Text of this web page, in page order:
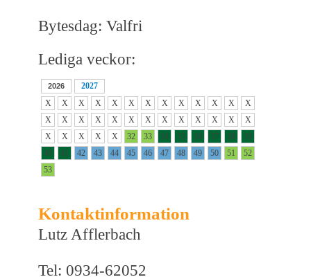
Bytesdag: Valfri
Lediga veckor:
2026
2027
X
X X X X X X X X X X X
X
X
X X X X X X X X X X X
X
X
X X X X 32 33 34 35 36 37 38
39
40
41 42 43 44 45 46 47 48 49 50 51
52
53
Kontaktinformation
Lutz Afflerbach
Tel: 0934-62052